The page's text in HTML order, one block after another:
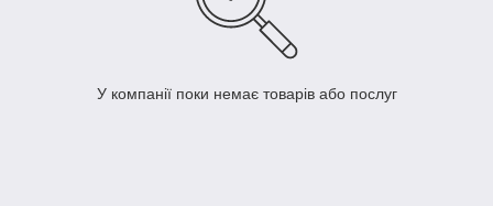
У компанії поки немає товарів або послуг